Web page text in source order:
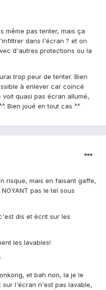
même pas tenter, mais ça
dans l'écran ? et on
d'autres protections ou la
trop peur de tenter. Bien
à enlever car coincé
quasi pas écran allumé,
Bien joué en tout cas ^^
risque, mais en faisant gaffe,
pas le tel sous
dis et écrit sur les
les lavables!
et bah non, la je le
sur l'écran n'est pas lavable,